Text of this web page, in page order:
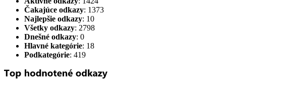
Čakajúce odkazy: 1373
Najlepšie odkazy: 10
Všetky odkazy: 2798
Dnešné odkazy: 0
Hlavné kategórie: 18
Podkategórie: 419